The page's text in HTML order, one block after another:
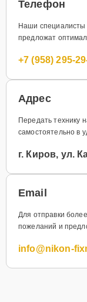
Телефон
Наши специалисты
предложат
+7 (958) 295-
Адрес
Передать технику
самостоятельно в
г. Киров, ул.
Email
Для отправки
пожеланий и
info@nikon-